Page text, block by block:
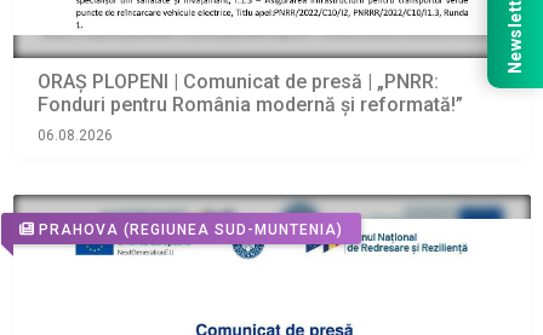
ORAŞ PLOPENI | Comunicat de presă | „PNRR:
Fonduri pentru România modernă și reformată!”
06.08.2026
PRAHOVA (REGIUNEA SUD-MUNTENIA)
Newsletter